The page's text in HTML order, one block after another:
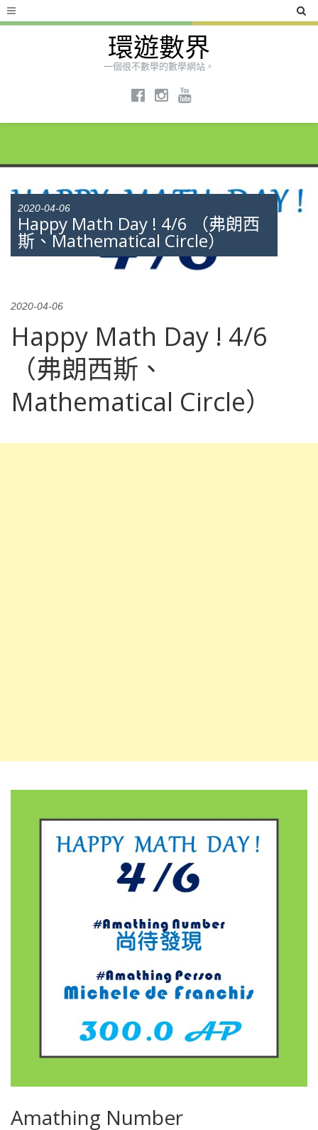
環遊數界
一個很不數學的數學網站。
2020-04-06
Happy Math Day ! 4/6 （弗朗西
斯、Mathematical Circle）
2020-04-06
Happy Math Day ! 4/6
（弗朗西斯、
Mathematical Circle）
Amathing Number